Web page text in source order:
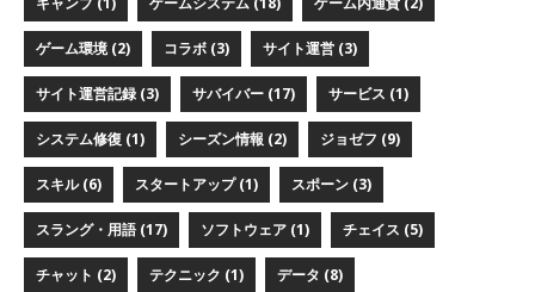
ゲーム環境 (2) コラボ (3) サイト運営 (3)
サイト運営記録 (3) サバイバー (17) サービス (1)
システム修復 (1) シーズン情報 (2) ジョゼフ (9)
スキル (6) スタートアップ (1) スポーン (3)
スラング・用語 (17) ソフトウェア (1) チェイス (5)
チャット (2) テクニック (1) データ (8)